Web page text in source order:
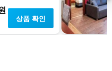
상품 확인